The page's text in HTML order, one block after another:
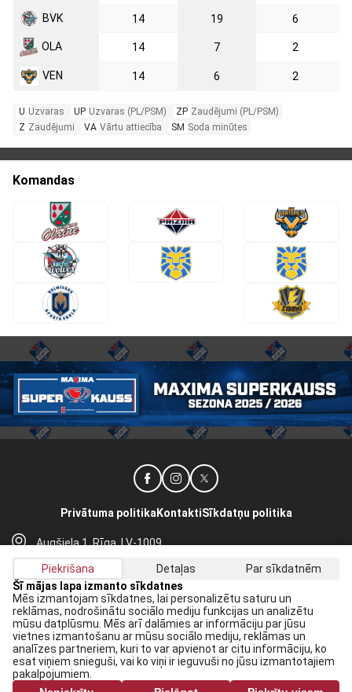
BVK 14 19 6
OLA 14 7 2
VEN 14 6 2
U Uzvaras UP Uzvaras (PL/PSM) ZP Zaudējumi (PL/PSM)
Z Zaudējumi VA Vārtu attiecība SM Soda minūtes
Komandas
Augšiela 1, Rīga, LV-1009
lhf@lhf.lv
+371 67565614
Privātuma politika KontaktiSīkdatņu politika
Saņem jaunākās ziņas savā E-pastā:
Pieteikties
Piekrītu savaidatu apstrādei
Piekrišana Detaļas
Par sīkdatnēm
Šī mājas lapa izmanto sīkdatnes
Mēs izmantojam sīkdatnes, lai personalizētu saturu un
reklāmas, nodrošinātu sociālo mediju funkcijas un analizētu
mūsu datplūsmu. Mēs arī dalāmies ar informāciju par jūsu
vietnes izmantošanu ar mūsu sociālo mediju, reklāmas un
analīzes partneriem, kuri to var apvienot ar citu informāciju, ko
esat viņiem snieguši, vai ko viņi ir ieguvuši no jūsu izmantotajiem
pakalpojumiem.